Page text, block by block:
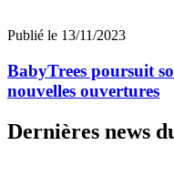
Publié le 13/11/2023
BabyTrees poursuit
nouvelles ouvertures
Dernières news